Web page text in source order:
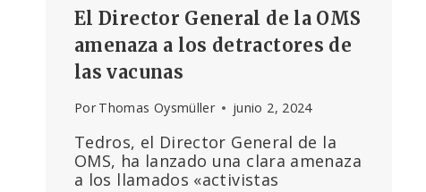
El Director General de la OMS
amenaza a los detractores de
las vacunas
Por Thomas Oysmüller junio 2, 2024
Tedros, el Director General de la
OMS, ha lanzado una clara amenaza
a los llamados «activistas